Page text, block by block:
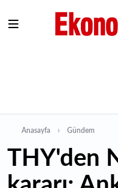
Anasayfa Gündem
THY'den